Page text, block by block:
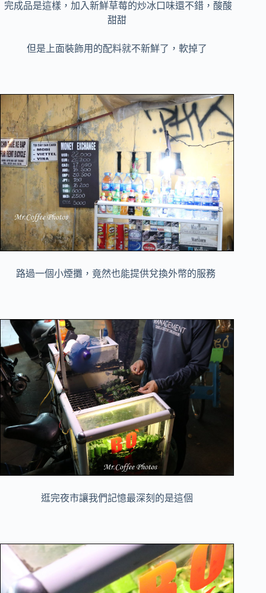
完成品是這樣，加入新鮮草莓的炒冰口味還不錯，酸酸
甜甜
但是上面裝飾用的配料就不新鮮了，軟掉了
路過一個小煙攤，竟然也能提供兌換外幣的服務
逛完夜市讓我們記憶最深刻的是這個